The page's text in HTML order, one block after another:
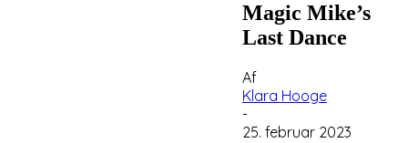
Magic Mike’s
Last Dance
Af
Klara Hooge
-
25. februar 2023